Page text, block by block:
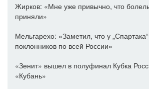
Жирков: «Мне уже привычно, что
приняли»
Мельгарехо: «Заметил, что у
поклонников по всей России»
«Зенит» вышел в полуфинал Кубка
«Кубань»